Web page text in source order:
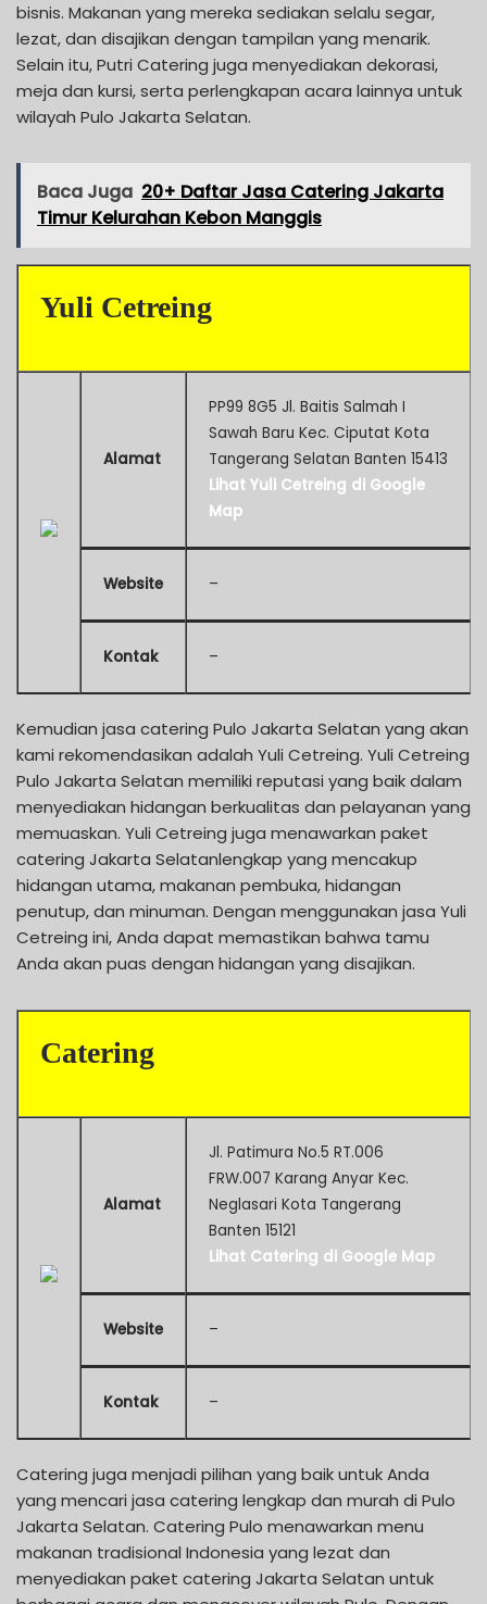
bisnis. Makanan yang mereka sediakan selalu segar,
lezat, dan disajikan dengan tampilan yang menarik.
Selain itu, Putri Catering juga menyediakan dekorasi,
meja dan kursi, serta perlengkapan acara lainnya untuk
wilayah Pulo Jakarta Selatan.
Baca Juga 20+ Daftar Jasa Catering Jakarta
Timur Kelurahan Kebon Manggis
Yuli Cetreing
Alamat
PP99 8G5 Jl. Baitis Salmah I
Sawah Baru Kec. Ciputat Kota
Tangerang Selatan Banten 15413
Lihat Yuli Cetreing di Google
Map
Website –
Kontak –
Kemudian jasa catering Pulo Jakarta Selatan yang akan
kami rekomendasikan adalah Yuli Cetreing. Yuli Cetreing
Pulo Jakarta Selatan memiliki reputasi yang baik dalam
menyediakan hidangan berkualitas dan pelayanan yang
memuaskan. Yuli Cetreing juga menawarkan paket
catering Jakarta Selatanlengkap yang mencakup
hidangan utama, makanan pembuka, hidangan
penutup, dan minuman. Dengan menggunakan jasa Yuli
Cetreing ini, Anda dapat memastikan bahwa tamu
Anda akan puas dengan hidangan yang disajikan.
Catering
Alamat
Jl. Patimura No.5 RT.006
FRW.007 Karang Anyar Kec.
Neglasari Kota Tangerang
Banten 15121
Lihat Catering di Google Map
Website –
Kontak –
Catering juga menjadi pilihan yang baik untuk Anda
yang mencari jasa catering lengkap dan murah di Pulo
Jakarta Selatan. Catering Pulo menawarkan menu
makanan tradisional Indonesia yang lezat dan
menyediakan paket catering Jakarta Selatan untuk